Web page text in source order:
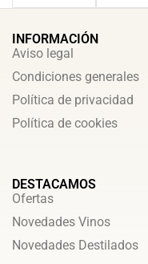
INFORMACIÓN
Aviso legal
Condiciones generales
Política de privacidad
Política de cookies
DESTACAMOS
Ofertas
Novedades Vinos
Novedades Destilados